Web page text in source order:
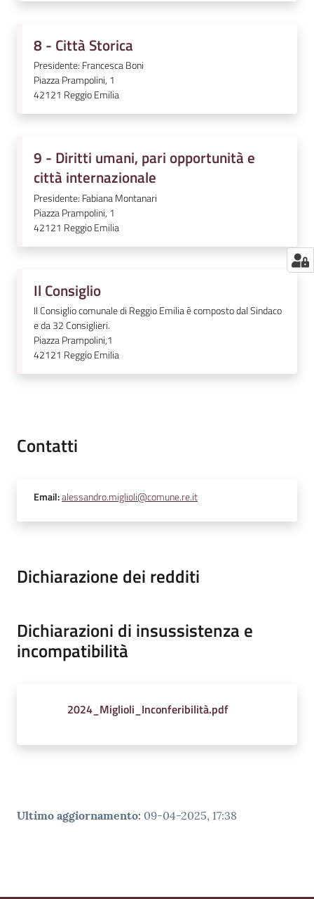
8 - Città Storica
Presidente: Francesca Boni
Piazza Prampolini, 1
42121 Reggio Emilia
9 - Diritti umani, pari opportunità e
città internazionale
Presidente: Fabiana Montanari
Piazza Prampolini, 1
42121 Reggio Emilia
Il Consiglio
Il Consiglio comunale di Reggio Emilia è composto dal Sindaco
e da 32 Consiglieri.
Piazza Prampolini,1
42121 Reggio Emilia
Contatti
Email:alessandro.miglioli@comune.re.it
Dichiarazione dei redditi
Dichiarazioni di insussistenza e
incompatibilità
2024_Miglioli_Inconferibilità.pdf
Ultimo aggiornamento: 09-04-2025, 17:38